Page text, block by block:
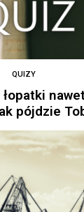
QUIZY
pójdzie